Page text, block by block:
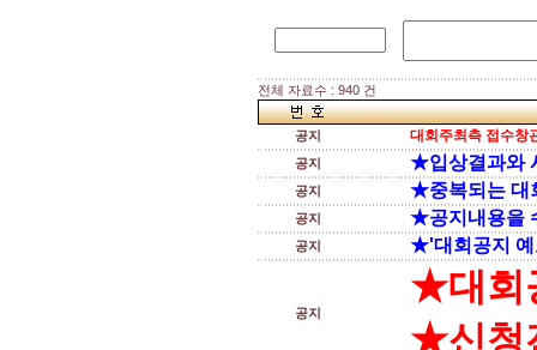
전체 자료수 : 940 건
공지 대회주최측 접수창
공지 ★입상결과와
공지 ★중복되는 대
공지 ★공지내용을
공지 ★'대회공지 예
공지
★대회
★신청